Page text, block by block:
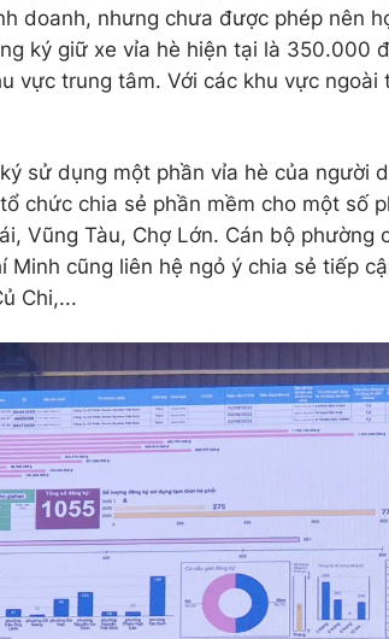
doanh, nhưng chưa được phép nên
ký giữ xe vỉa hè hiện tại là 350.000
vực trung tâm. Với các khu vực
sử dụng một phần vỉa hè của người
chức chia sẻ phần mềm cho một số
Vũng Tàu, Chợ Lớn. Cán bộ phường
Minh cũng liên hệ ngỏ ý chia sẻ tiếp
Chi,...